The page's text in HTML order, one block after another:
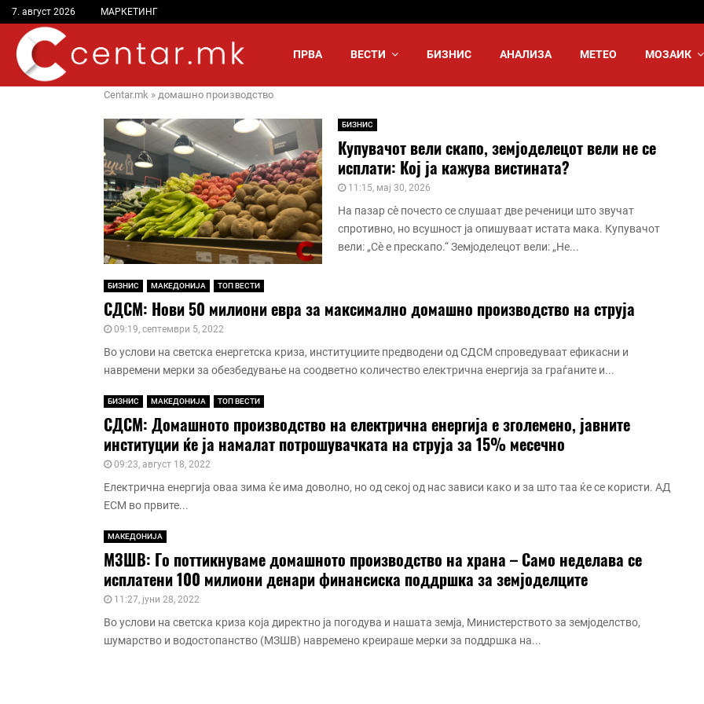
7. август 2026 МАРКЕТИНГ
ПРВА ВЕСТИ БИЗНИС АНАЛИЗА МЕТЕО МОЗАИК
Centar.mk » домашно производство
БИЗНИС
Купувачот вели скапо, земјоделецот вели не се
исплати: Кој ја кажува вистината?
11:15, мај 30, 2026
На пазар сè почесто се слушаат две реченици што звучат
спротивно, но всушност ја опишуваат истата мака. Купувачот
вели: „Сè е прескапо.“ Земјоделецот вели: „Не...
БИЗНИС МАКЕДОНИЈА ТОП ВЕСТИ
СДСМ: Нови 50 милиони евра за максимално домашно производство на струја
09:19, септември 5, 2022
Во услови на светска енергетска криза, институциите предводени од СДСМ спроведуваат ефикасни и
навремени мерки за обезбедување на соодветно количество електрична енергија за граѓаните и...
БИЗНИС МАКЕДОНИЈА ТОП ВЕСТИ
СДСМ: Домашното производство на електрична енергија е зголемено, јавните
институции ќе ја намалат потрошувачката на струја за 15% месечно
09:23, август 18, 2022
Електрична енергија оваа зима ќе има доволно, но од секој од нас зависи како и за што таа ќе се користи. АД
ЕСМ во првите...
МАКЕДОНИЈА
МЗШВ: Го поттикнуваме домашното производство на храна – Само неделава се
исплатени 100 милиони денари финансиска поддршка за земјоделците
11:27, јуни 28, 2022
Во услови на светска криза која директно ја погодува и нашата земја, Министерството за земјоделство,
шумарство и водостопанство (МЗШВ) навремено креираше мерки за поддршка на...